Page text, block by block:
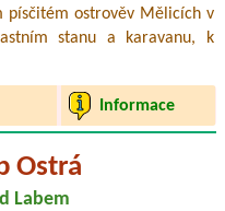
písčitém ostrověv Mělicích v
stanu a karavanu, k
Informace
Ostrá
Labem